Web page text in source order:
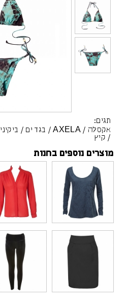
תגים:
אקסלה /
AXELA
/ בגד ים / ביקיני
/ קיץ
מוצרים נוספים בחנות